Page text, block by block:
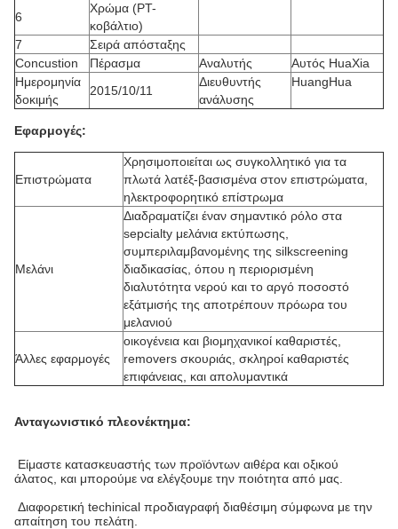
6
Χρώμα (PT-
κοβάλτιο)
7
Σειρά απόσταξης
Concustion
Πέρασμα Αναλυτής
Αυτός HuaXia
Ημερομηνία
δοκιμής
2015/10/11
Διευθυντής
ανάλυσης
HuangHua
Εφαρμογές:
Επιστρώματα
Χρησιμοποιείται ως συγκολλητικό για τα
πλωτά λατέξ-βασισμένα στον επιστρώματα,
ηλεκτροφορητικό επίστρωμα
Μελάνι
Διαδραματίζει έναν σημαντικό ρόλο στα
sepcialty μελάνια εκτύπωσης,
συμπεριλαμβανομένης της silkscreening
διαδικασίας, όπου η περιορισμένη
διαλυτότητα νερού και το αργό ποσοστό
εξάτμισής της αποτρέπουν πρόωρα του
μελανιού
Άλλες εφαρμογές
οικογένεια και βιομηχανικοί καθαριστές,
removers σκουριάς, σκληροί καθαριστές
επιφάνειας, και απολυμαντικά
Ανταγωνιστικό πλεονέκτημα:
Είμαστε κατασκευαστής των προϊόντων αιθέρα και οξικού
άλατος, και μπορούμε να ελέγξουμε την ποιότητα από μας.
Διαφορετική techinical προδιαγραφή διαθέσιμη σύμφωνα με την
απαίτηση του πελάτη.